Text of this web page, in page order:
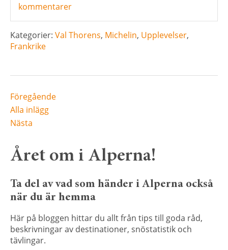
kommentarer
Kategorier: Val Thorens, Michelin, Upplevelser,
Frankrike
Föregående
Alla inlägg
Nästa
Året om i Alperna!
Ta del av vad som händer i Alperna också
när du är hemma
Här på bloggen hittar du allt från tips till goda råd,
beskrivningar av destinationer, snöstatistik och
tävlingar.